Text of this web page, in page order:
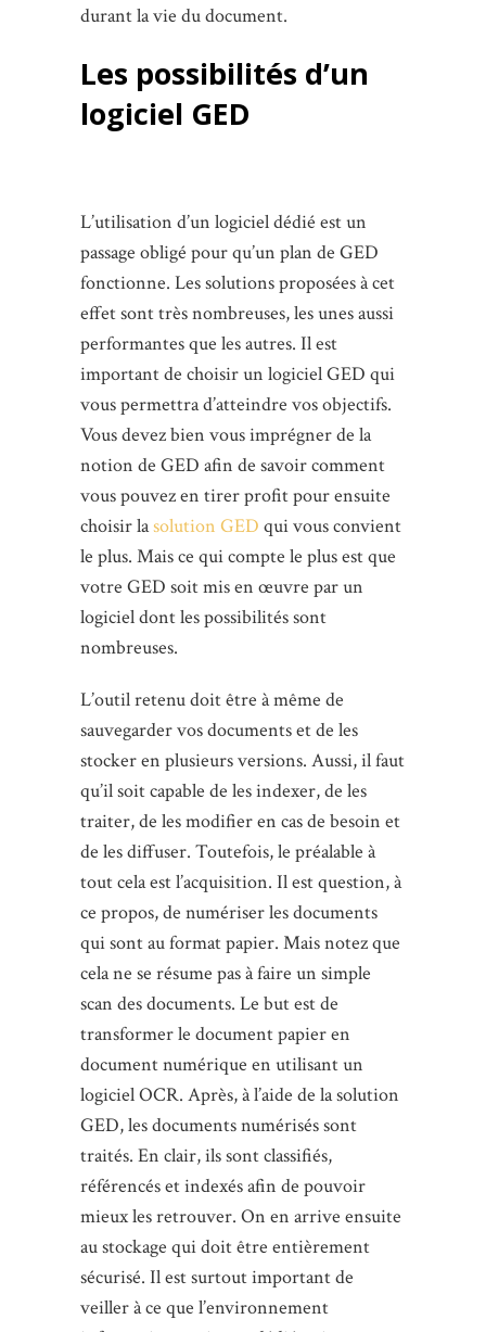
durant la vie du document.
Les possibilités d’un
logiciel GED
L’utilisation d’un logiciel dédié est un
passage obligé pour qu’un plan de GED
fonctionne. Les solutions proposées à cet
effet sont très nombreuses, les unes aussi
performantes que les autres. Il est
important de choisir un logiciel GED qui
vous permettra d’atteindre vos objectifs.
Vous devez bien vous imprégner de la
notion de GED afin de savoir comment
vous pouvez en tirer profit pour ensuite
choisir lasolution GED qui vous convient
le plus. Mais ce qui compte le plus est que
votre GED soit mis en œuvre par un
logiciel dont les possibilités sont
nombreuses.
L’outil retenu doit être à même de
sauvegarder vos documents et de les
stocker en plusieurs versions. Aussi, il faut
qu’il soit capable de les indexer, de les
traiter, de les modifier en cas de besoin et
de les diffuser. Toutefois, le préalable à
tout cela est l’acquisition. Il est question, à
ce propos, de numériser les documents
qui sont au format papier. Mais notez que
cela ne se résume pas à faire un simple
scan des documents. Le but est de
transformer le document papier en
document numérique en utilisant un
logiciel OCR. Après, à l’aide de la solution
GED, les documents numérisés sont
traités. En clair, ils sont classifiés,
référencés et indexés afin de pouvoir
mieux les retrouver. On en arrive ensuite
au stockage qui doit être entièrement
sécurisé. Il est surtout important de
veiller à ce que l’environnement